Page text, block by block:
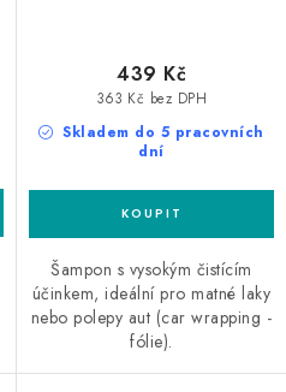
Skladem do 5 pracovních
dní
363 Kč bez DPH
439 Kč
Šampon s vysokým čistícím
účinkem, ideální pro matné laky
nebo polepy aut (car wrapping -
fólie).